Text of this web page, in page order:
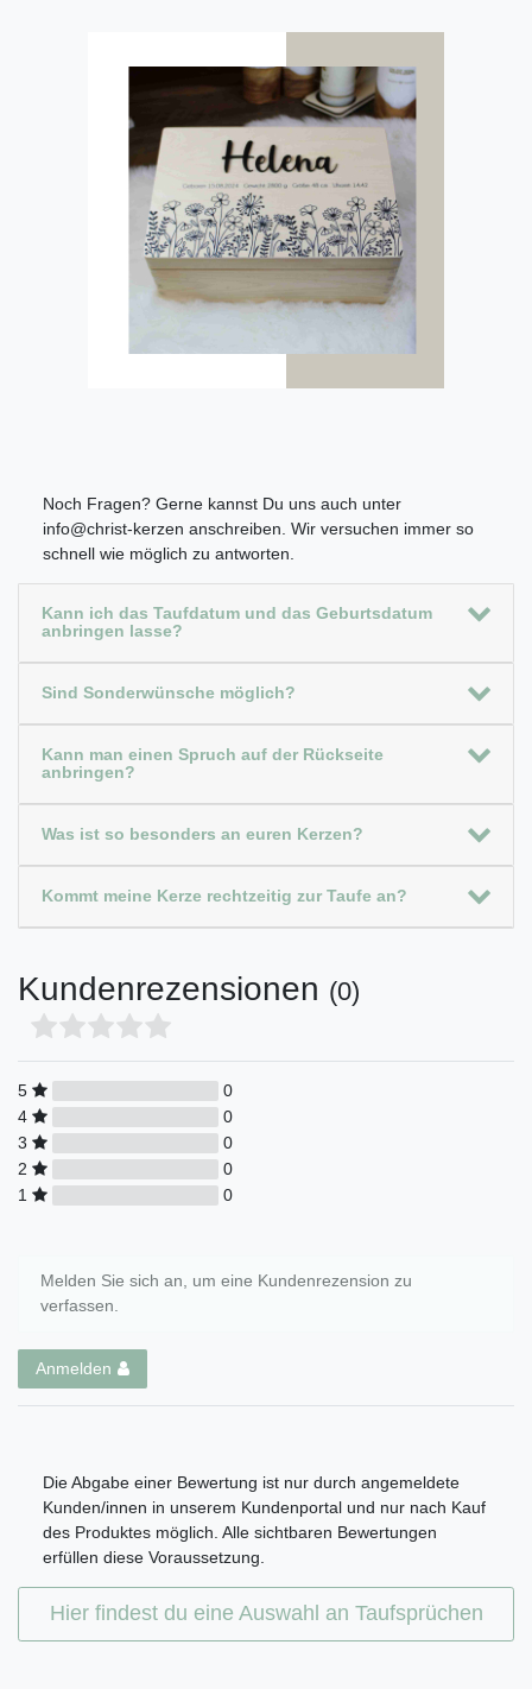
Noch Fragen? Gerne kannst Du uns auch unter
info@christ-kerzen anschreiben. Wir versuchen immer so
schnell wie möglich zu antworten.
Kann ich das Taufdatum und das Geburtsdatum
anbringen lasse?
Sind Sonderwünsche möglich?
Kann man einen Spruch auf der Rückseite
anbringen?
Was ist so besonders an euren Kerzen?
Kommt meine Kerze rechtzeitig zur Taufe an?
Kundenrezensionen (0)
5
0
4
0
3
0
2
0
1
0
Melden Sie sich an, um eine Kundenrezension zu
verfassen.
Anmelden
Die Abgabe einer Bewertung ist nur durch angemeldete
Kunden/innen in unserem Kundenportal und nur nach Kauf
des Produktes möglich. Alle sichtbaren Bewertungen
erfüllen diese Voraussetzung.
Hier findest du eine Auswahl an Taufsprüchen